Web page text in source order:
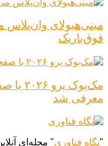
مینی‌هیولای وان‌پلاس
فوق‌باریک
معرفی شد
"نگاه فناوری" مجله‌ای